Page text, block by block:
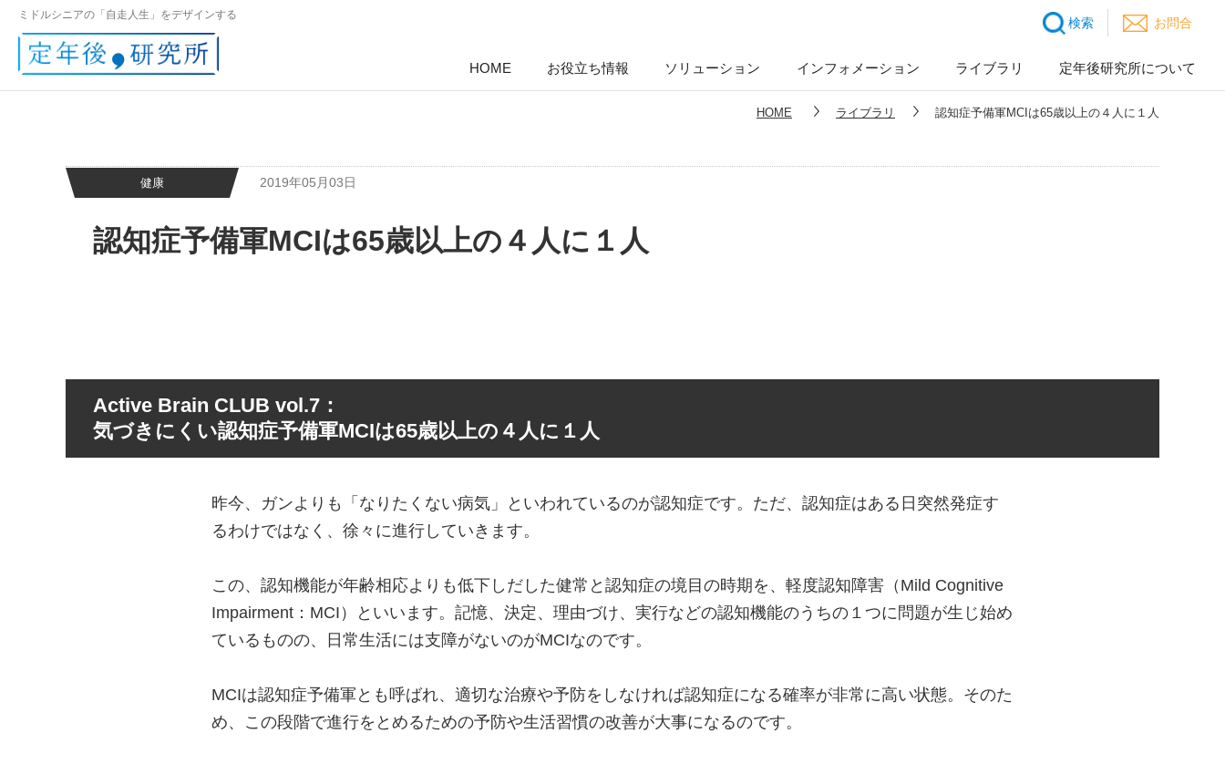
ミドルシニアの「自走人生」をデザインする
検索 お問合
HOME お役立ち情報 ソリューション インフォメーション ライブラリ 定年後研究所について
HOME ライブラリ 認知症予備軍MCIは65歳以上の４人に１人
健康 2019年05月03日
認知症予備軍MCIは65歳以上の４人に１人
Active Brain CLUB vol.7：
気づきにくい認知症予備軍MCIは65歳以上の４人に１人
昨今、ガンよりも「なりたくない病気」といわれているのが認知症です。ただ、認知症はある日突然発症す
るわけではなく、徐々に進行していきます。
この、認知機能が年齢相応よりも低下しだした健常と認知症の境目の時期を、軽度認知障害（Mild Cognitive
Impairment：MCI）といいます。記憶、決定、理由づけ、実行などの認知機能のうちの１つに問題が生じ始め
ているものの、日常生活には支障がないのがMCIなのです。
MCIは認知症予備軍とも呼ばれ、適切な治療や予防をしなければ認知症になる確率が非常に高い状態。そのた
め、この段階で進行をとめるための予防や生活習慣の改善が大事になるのです。